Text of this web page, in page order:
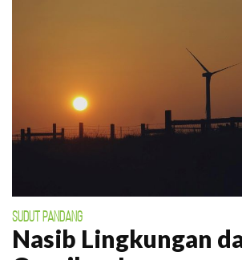
SUDUT PANDANG
Nasib Lingkungan